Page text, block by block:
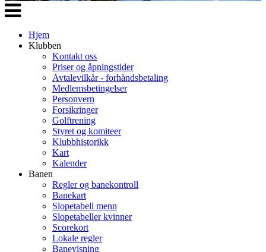
Veksle
navigasjon
Hjem
Klubben
Kontakt oss
Priser og åpningstider
Avtalevilkår - forhåndsbetaling
Medlemsbetingelser
Personvern
Forsikringer
Golftrening
Styret og komiteer
Klubbhistorikk
Kart
Kalender
Banen
Regler og banekontroll
Banekart
Slopetabell menn
Slopetabeller kvinner
Scorekort
Lokale regler
Banevisning